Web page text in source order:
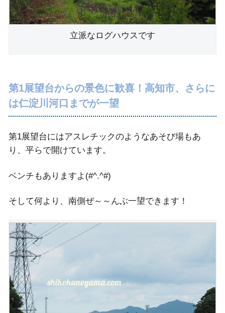
立派なログハウスです
第1展望台からの景色に歓喜！高知市、さらに
は仁淀川河口までが一望
第1展望台にはアスレチックのようなあそび場もあ
り、平らで開けています。
ベンチもありますよ(#^.^#)
そして何より、南側ぜ～～んぶ一望できます！